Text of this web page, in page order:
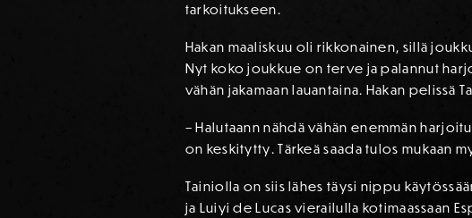
tarkoitukseen.
Hakan maaliskuu oli rikkonainen, sillä
Nyt koko joukkue on terve ja palannut
vähän jakamaan lauantaina. Hakan
– Halutaann nähdä vähän enemmän
on keskitytty. Tärkeä saada tulos mukaan
Tainiolla on siis lähes täysi nippu
ja Luiyi de Lucas vierailulla kotimaassaan